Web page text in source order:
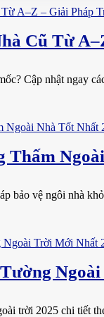
Cũ Từ
Cập nhật ngay
Thấm
bảo vệ ngôi nhà
trời 2025 chi tiết